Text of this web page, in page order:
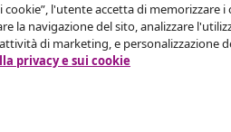
Aziende
Programma
Produzione per
cookie”, l'utente accetta di memorizzare i
la navigazione del sito, analizzare
di marketing, e personalizzazione
privacy e sui cookie